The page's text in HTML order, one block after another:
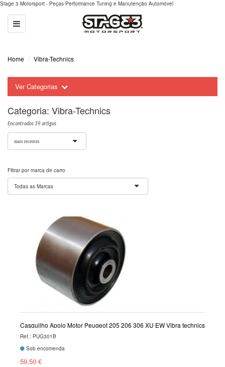
Stage 3 Motorsport - Peças Performance Tuning e Manutenção Automóvel
Toggle
navigation
Home Vibra-Technics
Ver Categorias
Categoria: Vibra-Technics
Encontrados 39 artigos
mais recentes
Filtrar por marca de carro
Todas as Marcas
Casquilho Apoio Motor Peugeot 205 206 306 XU EW Vibra technics
Ref.: PUG301B
Sob encomenda
59,50 €